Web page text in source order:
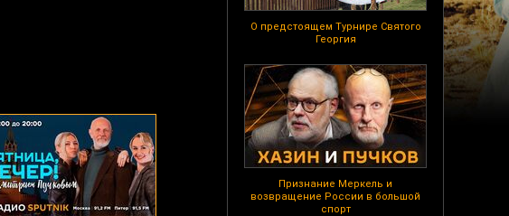
О предстоящем Турнире Святого
Георгия
Признание Меркель и
возвращение России в большой
спорт